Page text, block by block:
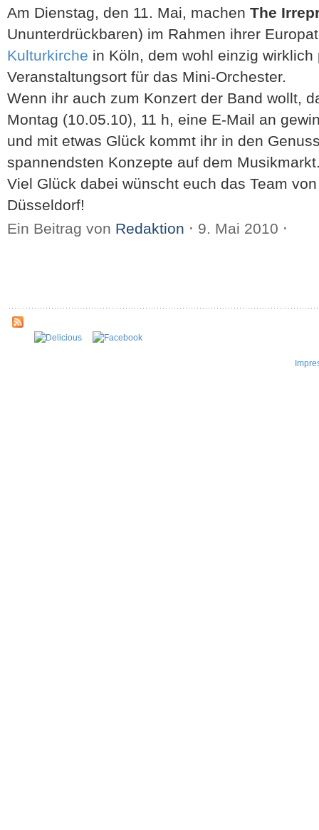
Am Dienstag, den 11. Mai, machen The
Ununterdrückbaren) im Rahmen ihrer
Kulturkirche in Köln, dem wohl einzig wirklich
Veranstaltungsort für das Mini-Orchester.
Wenn ihr auch zum Konzert der Band wollt,
Montag (10.05.10), 11 h, eine E-Mail an
und mit etwas Glück kommt ihr in den
spannendsten Konzepte auf dem
Viel Glück dabei wünscht euch das Team
Düsseldorf!
Ein Beitrag von Redaktion ⋅ 9. Mai 2010 ⋅